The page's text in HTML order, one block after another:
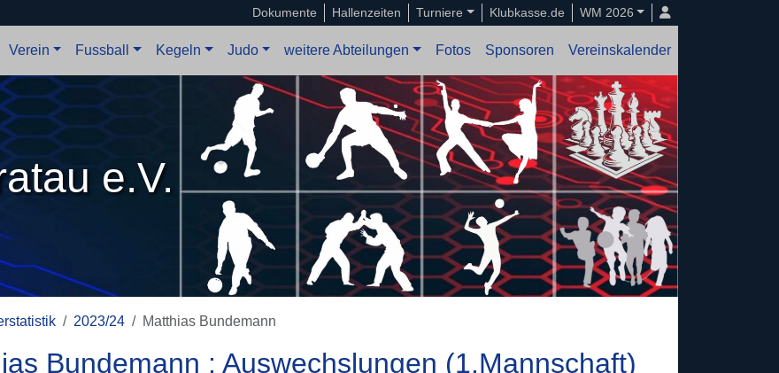
Dokumente Hallenzeiten Turniere Klubkasse.de WM 2026
Verein Fussball Kegeln Judo weitere Abteilungen Fotos Sponsoren Vereinskalender
e.V.
2023/24 Matthias Bundemann
Bundemann : Auswechslungen (1.Mannschaft)